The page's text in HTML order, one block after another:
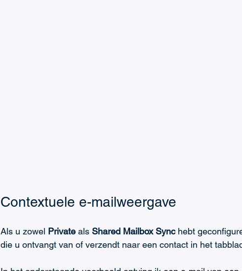
Contextuele e-mailweergave
Als u zowel Private als Shared Mailbox Sync hebt
die u ontvangt van of verzendt naar een contact in het